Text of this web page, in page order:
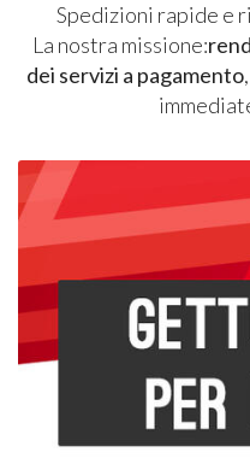
Spedizioni rapide e
La nostra missione:
dei servizi a pagamento